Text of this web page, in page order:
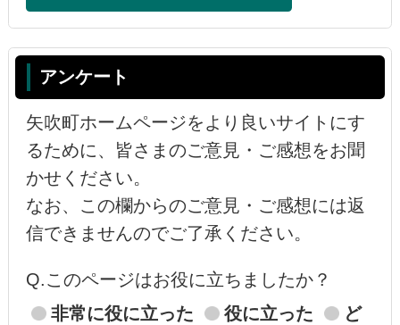
アンケート
矢吹町ホームページをより良いサイトにす
るために、皆さまのご意見・ご感想をお聞
かせください。
なお、この欄からのご意見・ご感想には返
信できませんのでご了承ください。
Q.このページはお役に立ちましたか？
非常に役に立った
役に立った
ど